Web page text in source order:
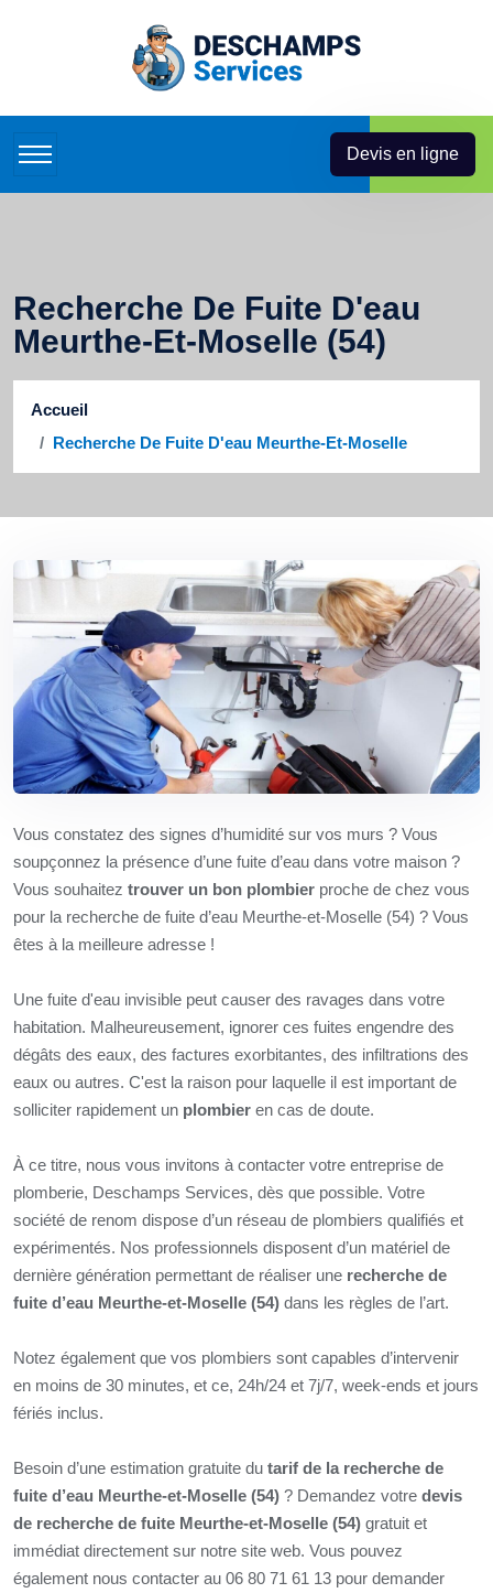
Devis en ligne
Recherche De Fuite D'eau
Meurthe-Et-Moselle (54)
Accueil
Recherche De Fuite D'eau Meurthe-Et-Moselle
Vous constatez des signes d’humidité sur vos murs ? Vous
soupçonnez la présence d’une fuite d’eau dans votre maison ?
Vous souhaitez trouver un bon plombier proche de chez vous
pour la recherche de fuite d’eau Meurthe-et-Moselle (54) ? Vous
êtes à la meilleure adresse !
Une fuite d'eau invisible peut causer des ravages dans votre
habitation. Malheureusement, ignorer ces fuites engendre des
dégâts des eaux, des factures exorbitantes, des infiltrations des
eaux ou autres. C'est la raison pour laquelle il est important de
solliciter rapidement un plombier en cas de doute.
À ce titre, nous vous invitons à contacter votre entreprise de
plomberie, Deschamps Services, dès que possible. Votre
société de renom dispose d’un réseau de plombiers qualifiés et
expérimentés. Nos professionnels disposent d’un matériel de
dernière génération permettant de réaliser une recherche de
fuite d’eau Meurthe-et-Moselle (54) dans les règles de l’art.
Notez également que vos plombiers sont capables d’intervenir
en moins de 30 minutes, et ce, 24h/24 et 7j/7, week-ends et jours
fériés inclus.
Besoin d’une estimation gratuite du tarif de la recherche de
fuite d’eau Meurthe-et-Moselle (54) ? Demandez votre devis
de recherche de fuite Meurthe-et-Moselle (54) gratuit et
immédiat directement sur notre site web. Vous pouvez
également nous contacter au 06 80 71 61 13 pour demander